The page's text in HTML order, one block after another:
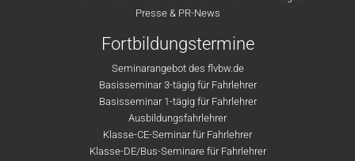
Presse & PR-News
Fortbildungstermine
Seminarangebot des flvbw.de
Basisseminar 3-tägig für Fahrlehrer
Basisseminar 1-tägig für Fahrlehrer
Ausbildungsfahrlehrer
Klasse-CE-Seminar für Fahrlehrer
Klasse-DE/Bus-Seminare für Fahrlehrer